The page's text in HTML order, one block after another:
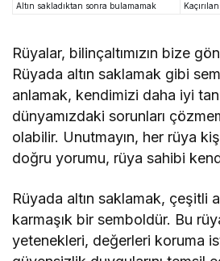
Altın sakladıktan sonra bulamamak
Rüyalar, bilinçaltımızın bize
Rüyada altın saklamak gibi
anlamak, kendimizi daha iyi
dünyamızdaki sorunları
olabilir. Unutmayın, her rüya
doğru yorumu, rüya sahibi
Rüyada altın saklamak, çeşitli
karmaşık bir semboldür. Bu
yetenekleri, değerleri koruma